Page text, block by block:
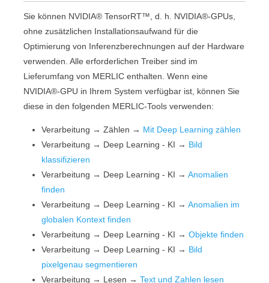
Sie können NVIDIA® TensorRT™ , d. h. NVIDIA®-GPUs,
ohne zusätzlichen Installationsaufwand für die
Optimierung von Inferenzberechnungen auf der Hardware
verwenden. Alle erforderlichen Treiber sind im
Lieferumfang von MERLIC enthalten. Wenn eine
NVIDIA®-GPU in Ihrem System verfügbar ist, können Sie
diese in den folgenden MERLIC-Tools verwenden:
Verarbeitung →Zählen → Mit Deep Learning zählen
Verarbeitung → Deep Learning - KI → Bild
klassifizieren
Verarbeitung → Deep Learning - KI →Anomalien
finden
Verarbeitung → Deep Learning - KI →Anomalien im
globalen Kontext finden
Verarbeitung → Deep Learning - KI →Objekte finden
Verarbeitung → Deep Learning - KI → Bild
pixelgenau segmentieren
Verarbeitung → Lesen →Text und Zahlen lesen